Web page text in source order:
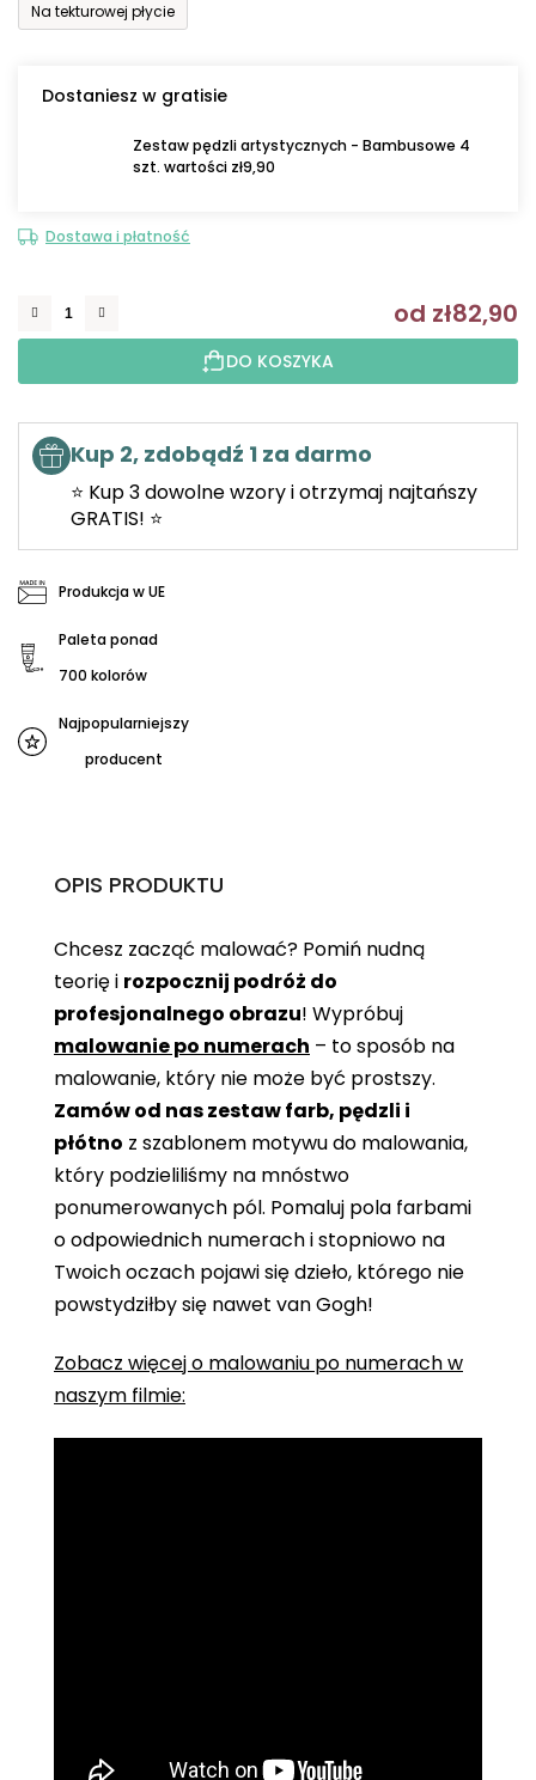
Na tekturowej płycie
Dostaniesz w gratisie
Zestaw pędzli artystycznych - Bambusowe 4
szt. wartości zł9,90
Dostawa i płatność
od zł82,90
DO KOSZYKA
Kup 2, zdobądź 1 za darmo
⭐ Kup 3 dowolne wzory i otrzymaj najtańszy
GRATIS! ⭐
Produkcja w UE
Paleta ponad
700 kolorów
Najpopularniejszy
producent
OPIS PRODUKTU
Chcesz zacząć malować? Pomiń nudną
teorię i rozpocznij podróż do
profesjonalnego obrazu! Wypróbuj
malowanie po numerach – to sposób na
malowanie, który nie może być prostszy.
Zamów od nas zestaw farb, pędzli i
płótno z szablonem motywu do malowania,
który podzieliliśmy na mnóstwo
ponumerowanych pól. Pomaluj pola farbami
o odpowiednich numerach i stopniowo na
Twoich oczach pojawi się dzieło, którego nie
powstydziłby się nawet van Gogh!
Zobacz więcej o malowaniu po numerach w
naszym filmie: